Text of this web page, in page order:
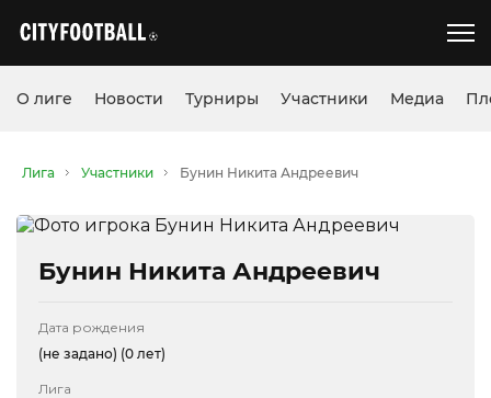
О лиге Новости Турниры Участники Медиа
Лига Участники Бунин Никита Андреевич
Бунин Никита Андреевич
Дата рождения
(не задано) (0 лет)
Лига